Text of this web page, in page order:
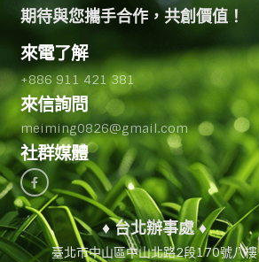
期待與您攜手合作，共創價值！
來電了解
+886 911 421 381
來信詢問
meiming0826@gmail.com
社群媒體
♦ 台北辦事處 ♦
臺北市中山區中山北路2段170號八樓